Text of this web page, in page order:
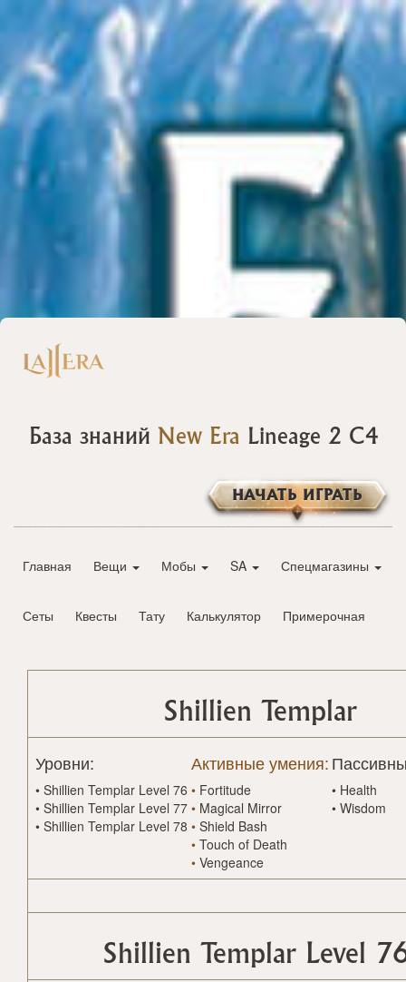
База знаний New Era Lineage 2 C4
НАЧАТЬ ИГРАТЬ
Главная Вещи Мобы SA Спецмагазины
Сеты Квесты Тату Калькулятор Примерочная
Shillien Templar
Уровни:
• Shillien Templar Level 76
• Shillien Templar Level 77
• Shillien Templar Level 78
Активные умения:
• Fortitude
• Magical Mirror
• Shield Bash
• Touch of Death
• Vengeance
• Health
• Wisdom
Shillien Templar Level